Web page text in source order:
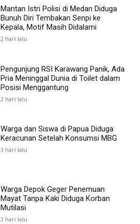
Mantan Istri Polisi di Medan Diduga
Bunuh Diri Tembakan Senpi ke
Kepala, Motif Masih Didalami
2 hari lalu
Pengunjung RSI Karawang Panik, Ada
Pria Meninggal Dunia di Toilet dalam
Posisi Menggantung
2 hari lalu
Warga dan Siswa di Papua Diduga
Keracunan Setelah Konsumsi MBG
3 hari lalu
Warga Depok Geger Penemuan
Mayat Tanpa Kaki Diduga Korban
Mutilasi
3 hari lalu